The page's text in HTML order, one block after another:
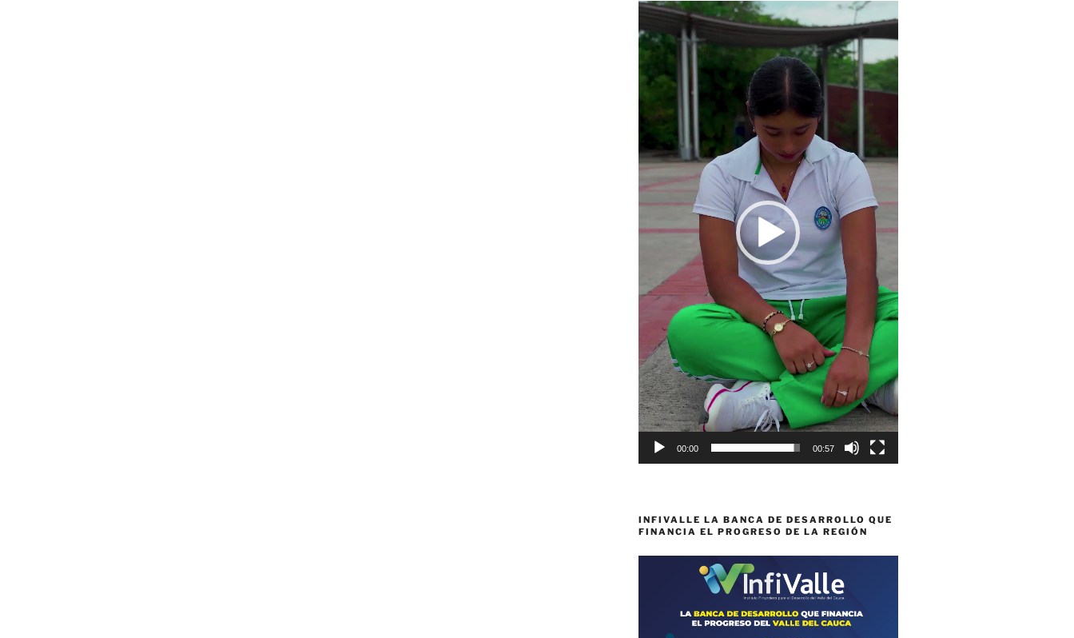
Reproductor
vídeo
00:00 00:57
INFIVALLE LA BANCA DE DESARROLLO QUE
FINANCIA EL PROGRESO DE LA REGIÓN